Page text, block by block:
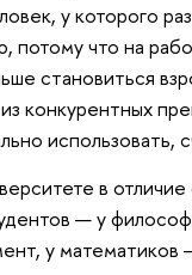
у которого
потому что на
становиться
конкурентных
использовать,
в
— у
у математиков